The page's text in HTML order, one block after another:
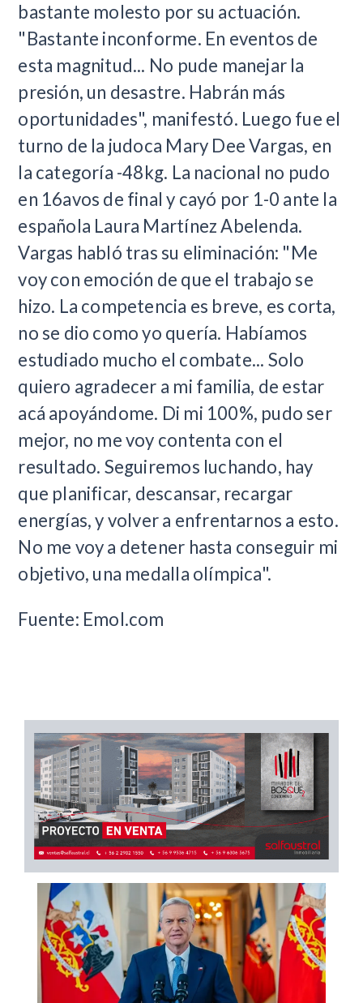
bastante molesto por su actuación.
"Bastante inconforme. En eventos de
esta magnitud... No pude manejar la
presión, un desastre. Habrán más
oportunidades", manifestó. Luego fue el
turno de la judoca Mary Dee Vargas, en
la categoría -48kg. La nacional no pudo
en 16avos de final y cayó por 1-0 ante la
española Laura Martínez Abelenda.
Vargas habló tras su eliminación: "Me
voy con emoción de que el trabajo se
hizo. La competencia es breve, es corta,
no se dio como yo quería. Habíamos
estudiado mucho el combate... Solo
quiero agradecer a mi familia, de estar
acá apoyándome. Di mi 100%, pudo ser
mejor, no me voy contenta con el
resultado. Seguiremos luchando, hay
que planificar, descansar, recargar
energías, y volver a enfrentarnos a esto.
No me voy a detener hasta conseguir mi
objetivo, una medalla olímpica".
Fuente: Emol.com